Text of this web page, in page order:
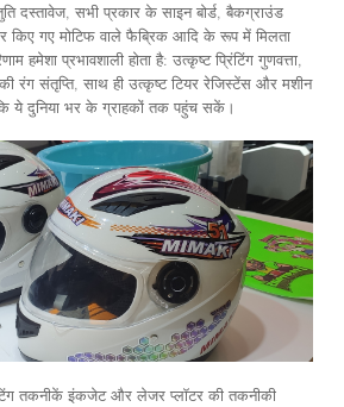
दस्तावेज, सभी प्रकार के साइन बोर्ड, बैकग्राउंड
किए गए मोटिफ वाले फैब्रिक आदि के रूप में मिलता
हमेशा प्रभावशाली होता है: उत्कृष्ट प्रिंटिंग गुणवत्ता,
रंग संतृप्ति, साथ ही उत्कृष्ट टियर रेजिस्टेंस और मशीन
ये दुनिया भर के ग्राहकों तक पहुंच सकें।
तकनीकें इंकजेट और लेजर प्लॉटर की तकनीकी